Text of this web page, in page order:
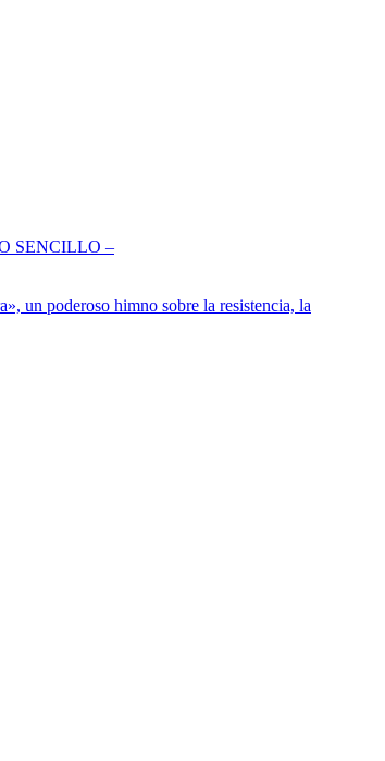
SENCILLO –
un poderoso himno sobre la resistencia, la